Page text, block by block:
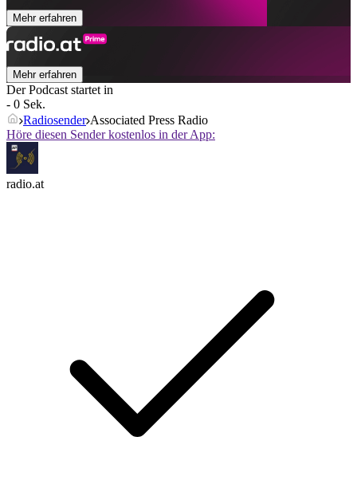
Mehr erfahren
Mehr erfahren
Der Podcast startet in
- 0 Sek.
Radiosender Associated Press Radio
Höre diesen Sender kostenlos in der App:
radio.at